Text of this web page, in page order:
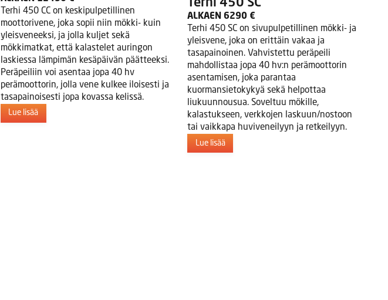
Terhi 450 CC on keskipulpetillinen
moottorivene, joka sopii niin mökki- kuin
yleisveneeksi, ja jolla kuljet sekä
mökkimatkat, että kalastelet auringon
laskiessa lämpimän kesäpäivän päätteeksi.
Peräpeiliin voi asentaa jopa 40 hv
perämoottorin, jolla vene kulkee iloisesti ja
tasapainoisesti jopa kovassa kelissä.
Lue lisää
Terhi 450 SC
ALKAEN 6290 €
Terhi 450 SC on sivupulpetillinen mökki- ja
yleisvene, joka on erittäin vakaa ja
tasapainoinen. Vahvistettu peräpeili
mahdollistaa jopa 40 hv:n perämoottorin
asentamisen, joka parantaa
kuormansietokykyä sekä helpottaa
liukuunnousua. Soveltuu mökille,
kalastukseen, verkkojen laskuun/nostoon
tai vaikkapa huviveneilyyn ja retkeilyyn.
Lue lisää